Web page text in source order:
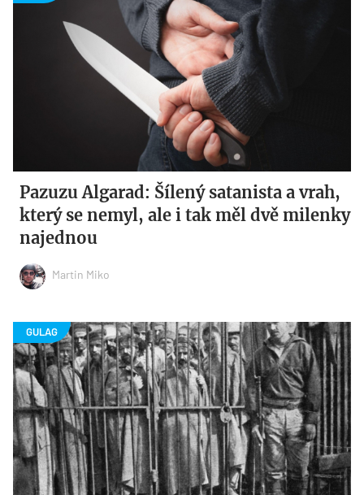
Pazuzu Algarad: Šílený satanista a vrah,
který se nemyl, ale i tak měl dvě milenky
najednou
Martin Miko